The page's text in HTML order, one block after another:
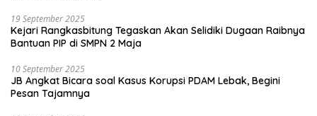
19 September 2025
Kejari Rangkasbitung Tegaskan Akan Selidiki Dugaan Raibnya
Bantuan PIP di SMPN 2 Maja
10 September 2025
JB Angkat Bicara soal Kasus Korupsi PDAM Lebak, Begini
Pesan Tajamnya